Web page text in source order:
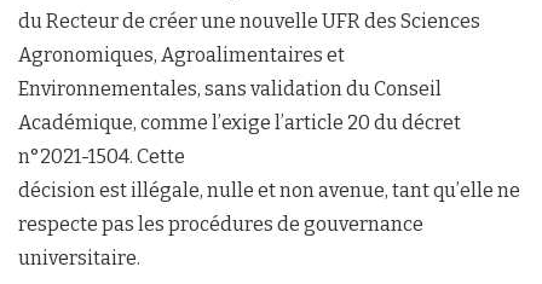
du Recteur de créer une nouvelle UFR des Sciences
Agronomiques, Agroalimentaires et
Environnementales, sans validation du Conseil
Académique, comme l’exige l’article 20 du décret
n°2021-1504. Cette
décision est illégale, nulle et non avenue, tant qu’elle ne
respecte pas les procédures de gouvernance
universitaire.